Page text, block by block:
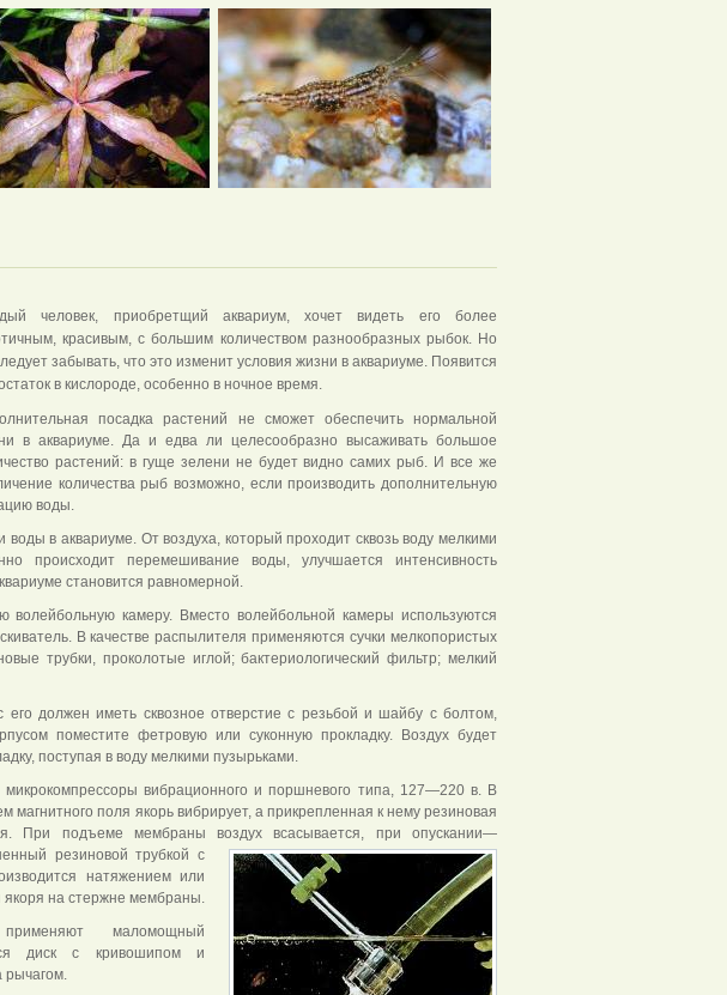
человек, приобретщий аквариум, хочет видеть его более
красивым, с большим количеством разнообразных рыбок. Но
забывать, что это изменит условия жизни в аквариуме. Появится
в кислороде, особенно в ночное время.
посадка растений не сможет обеспечить нормальной
в аквариуме. Да и едва ли целесообразно высаживать большое
растений: в гуще зелени не будет видно самих рыб. И все же
количества рыб возможно, если производить дополнительную
воды.
в аквариуме. От воздуха, который проходит сквозь воду мелкими
происходит перемешивание воды, улучшается интенсивность
становится равномерной.
камеру. Вместо волейбольной камеры используются
В качестве распылителя применяются сучки мелкопористых
трубки, проколотые иглой; бактериологический фильтр; мелкий
его должен иметь сквозное отверстие с резьбой и шайбу с болтом,
поместите фетровую или суконную прокладку. Воздух будет
поступая в воду мелкими пузырьками.
вибрационного и поршневого типа, 127—220 в. В
магнитного поля якорь вибрирует, а прикрепленная к нему резиновая
При подъеме мембраны воздух всасывается, при опускании—
резиновой трубкой с
натяжением или
на стержне мембраны.
маломощный
диск с кривошипом и
рычагом.